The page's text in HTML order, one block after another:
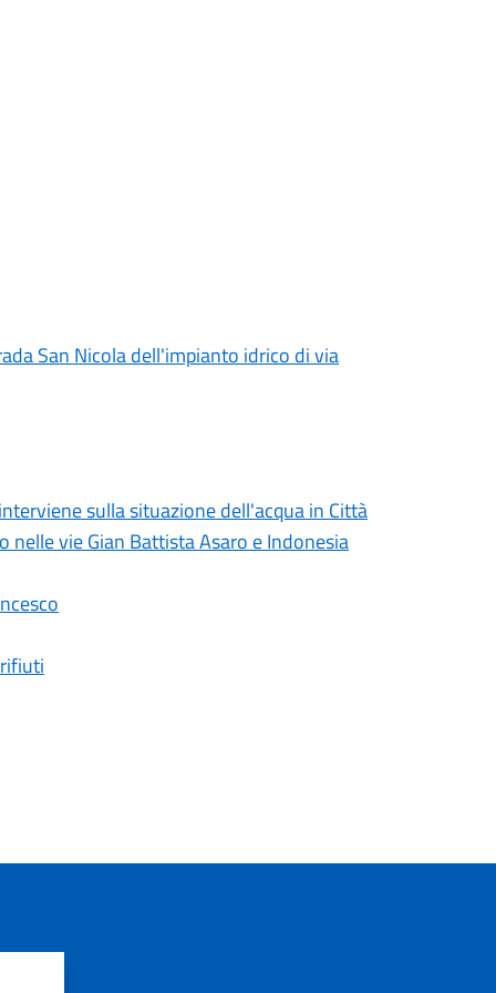
San Nicola dell'impianto idrico di via
sulla situazione dell'acqua in Città
vie Gian Battista Asaro e Indonesia